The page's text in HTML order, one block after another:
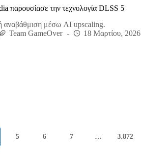
παρουσίασε την τεχνολογία DLSS 5
αναβάθμιση μέσω AI upscaling.
Team GameOver
18 Μαρτίου, 2026
5 6 7 … 3.872